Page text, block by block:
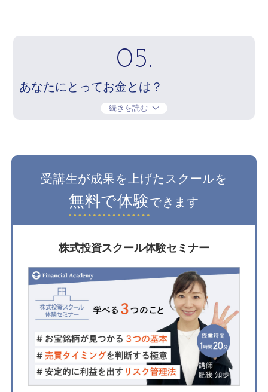
05.
あなたにとってお金とは？
続きを読む
受講生が成果を上げたスクールを
無料で体験できます
株式投資スクール体験セミナー